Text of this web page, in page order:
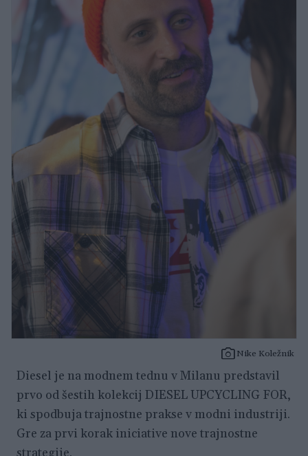
Nike Koležnik
Diesel je na modnem tednu v Milanu predstavil
prvo od šestih kolekcij DIESEL UPCYCLING FOR,
ki spodbuja trajnostne prakse v modni industriji.
Gre za prvi korak iniciative nove trajnostne